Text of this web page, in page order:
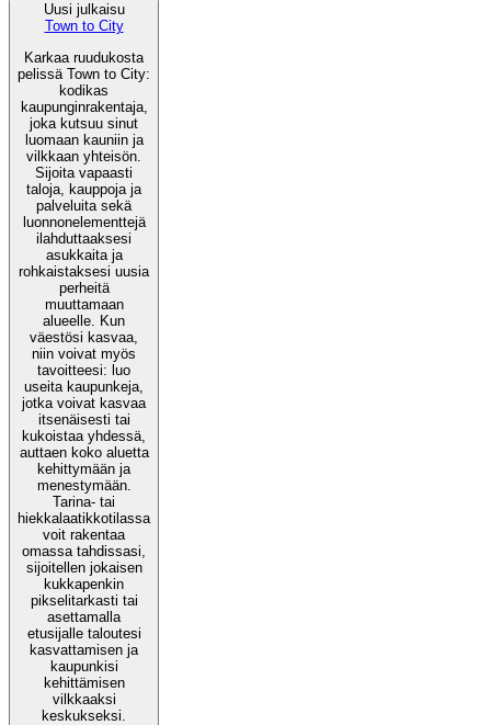
Uusi julkaisu
Town to City
Karkaa ruudukosta
pelissä Town to City:
kodikas
kaupunginrakentaja,
joka kutsuu sinut
luomaan kauniin ja
vilkkaan yhteisön.
Sijoita vapaasti
taloja, kauppoja ja
palveluita sekä
luonnonelementtejä
ilahduttaaksesi
asukkaita ja
rohkaistaksesi uusia
perheitä
muuttamaan
alueelle. Kun
väestösi kasvaa,
niin voivat myös
tavoitteesi: luo
useita kaupunkeja,
jotka voivat kasvaa
itsenäisesti tai
kukoistaa yhdessä,
auttaen koko aluetta
kehittymään ja
menestymään.
Tarina- tai
hiekkalaatikkotilassa
voit rakentaa
omassa tahdissasi,
sijoitellen jokaisen
kukkapenkin
pikselitarkasti tai
asettamalla
etusijalle taloutesi
kasvattamisen ja
kaupunkisi
kehittämisen
vilkkaaksi
keskukseksi.